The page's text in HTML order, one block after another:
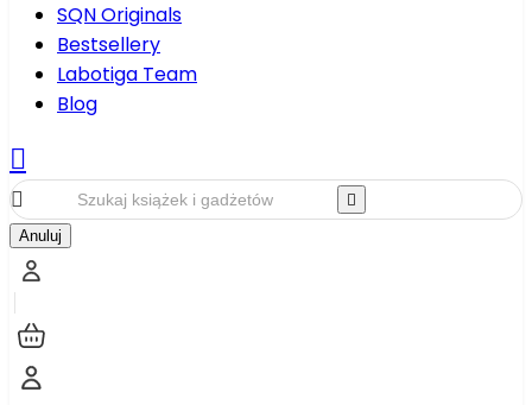
SQN Originals
Bestsellery
Labotiga Team
Blog



Anuluj